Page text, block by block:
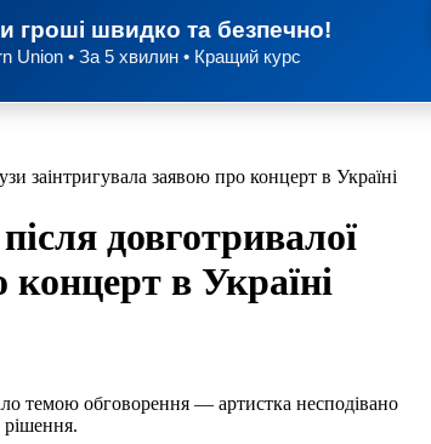
гроші швидко та безпечно!
Union • За 5 хвилин • Кращий курс
заінтригувала заявою про концерт в Україні
довготривалої
концерт в Україні
темою обговорення — артистка несподівано